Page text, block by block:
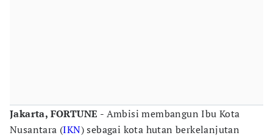
Jakarta, FORTUNE - Ambisi membangun Ibu Kota
Nusantara (IKN) sebagai kota hutan berkelanjutan